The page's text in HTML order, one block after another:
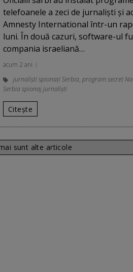
telefoanele a zeci de jurnalişti şi
Amnesty International într-un
luni. În două cazuri, software-ul
compania israeliană…
acum 2 ani
jurnalişti spionaţi Serbia, program secret
Serbia spionaj jurnalişti
Citește
sunt alte articole